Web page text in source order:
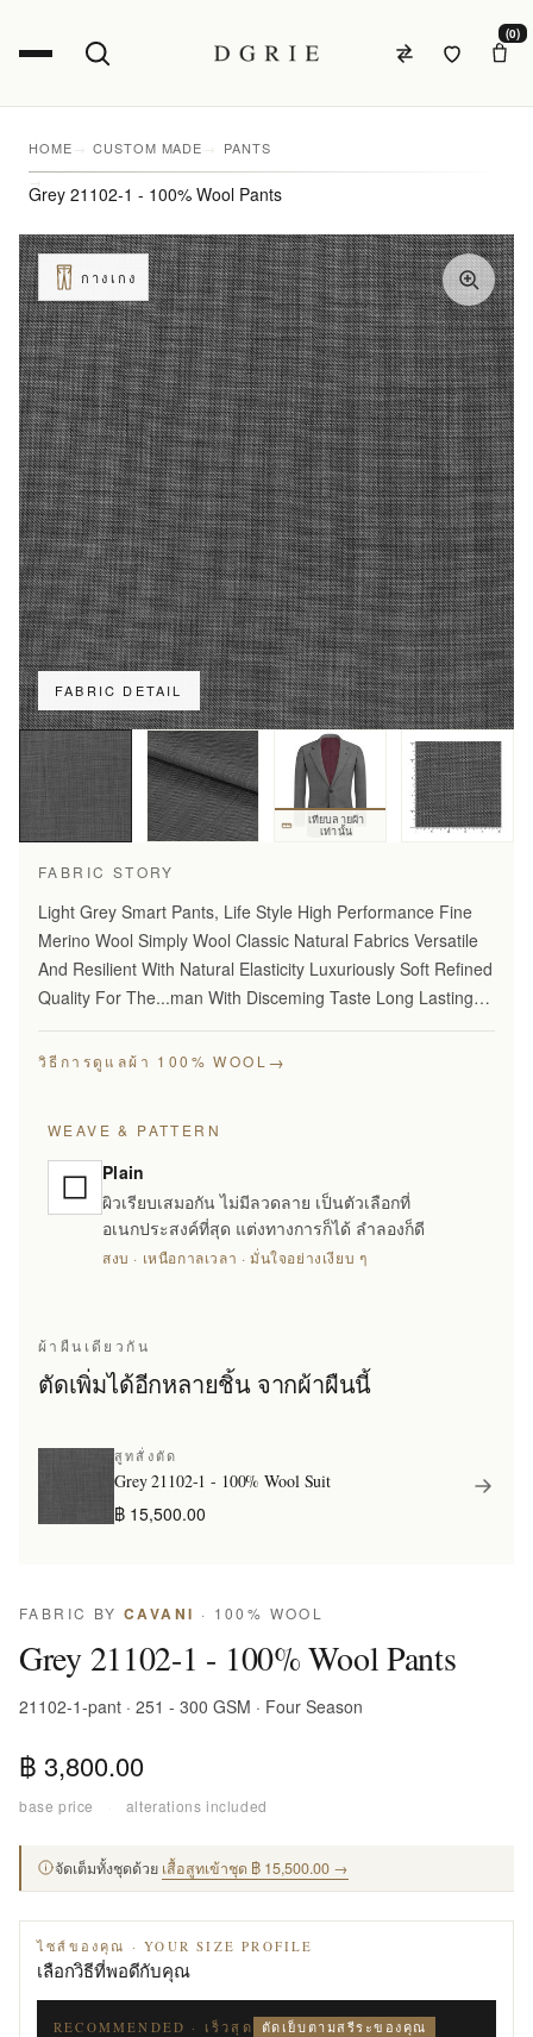
(0)
HOME CUSTOM MADE PANTS
Grey 21102-1 - 100% Wool Pants
FABRIC DETAIL
กางเกง
เทียบลายผ้า
เท่านั้น
FABRIC STORY
Light Grey Smart Pants, Life Style High Performance Fine
Merino Wool Simply Wool Classic Natural Fabrics Versatile
And Resilient With Natural Elasticity Luxuriously Soft Refined
Quality For The...man With Disceming Taste Long Lasting
วิธีการดูแลผ้า 100% WOOL →
WEAVE & PATTERN
Plain
ผิวเรียบเสมอกัน ไม่มีลวดลาย เป็นตัวเลือกที่
อเนกประสงค์ที่สุด แต่งทางการก็ได้ ลำลองก็ดี
สงบ · เหนือกาลเวลา · มั่นใจอย่างเงียบ ๆ
ผ้าผืนเดียวกัน
ตัดเพิ่มได้อีกหลายชิ้น จากผ้าผืนนี้
สูทสั่งตัด
Grey 21102-1 - 100% Wool Suit
฿ 15,500.00
FABRIC BY CAVANI · 100% WOOL
Grey 21102-1 - 100% Wool Pants
21102-1-pant · 251 - 300 GSM · Four Season
฿ 3,800.00
base price · alterations included
จัดเต็มทั้งชุดด้วย เสื้อสูทเข้าชุด ฿ 15,500.00 →
ไซส์ของคุณ · YOUR SIZE PROFILE
เลือกวิธีที่พอดีกับคุณ
RECOMMENDED · เร็วสุด ตัดเย็บตามสรีระของคุณ